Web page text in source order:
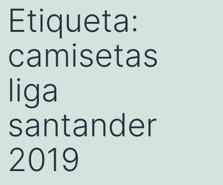
Etiqueta:
camisetas
liga
santander
2019